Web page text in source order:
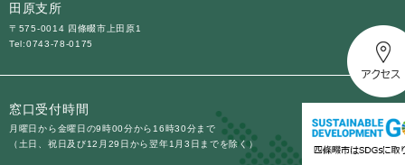
田原支所
〒575-0014 四條畷市上田原1
Tel:0743-78-0175
窓口受付時間
月曜日から金曜日の9時00分から16時30分まで
（土日、祝日及び12月29日から翌年1月3日までを除く）